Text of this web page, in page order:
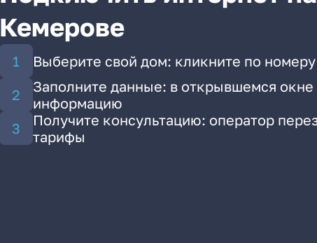
Кемерове
Выберите свой дом: кликните по
Заполните данные: в открывшемся окне
информацию
Получите консультацию: оператор
тарифы